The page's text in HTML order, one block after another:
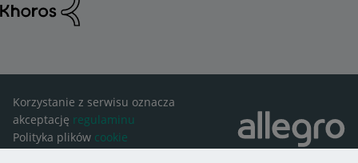
Korzystanie z serwisu oznacza
akceptację regulaminu
Polityka plików cookie